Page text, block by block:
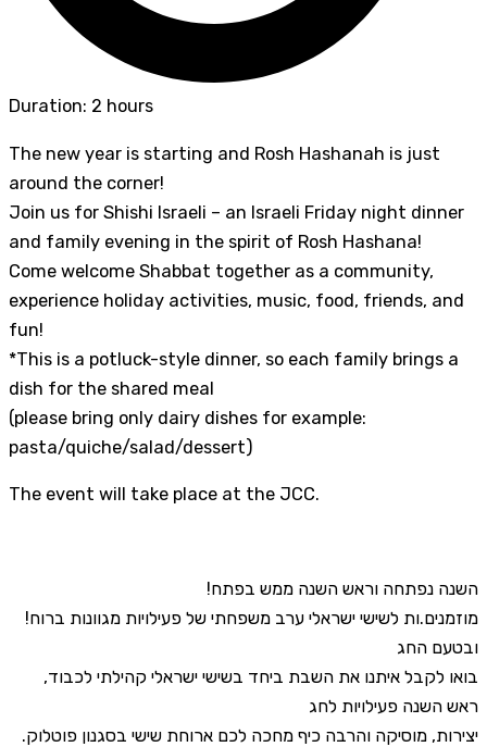
Duration: 2 hours
The new year is starting and Rosh Hashanah is just
around the corner!
Join us for Shishi Israeli – an Israeli Friday night dinner
and family evening in the spirit of Rosh Hashana!
Come welcome Shabbat together as a community,
experience holiday activities, music, food, friends, and
fun!
*This is a potluck-style dinner, so each family brings a
dish for the shared meal
(please bring only dairy dishes for example:
pasta/quiche/salad/dessert)
The event will take place at the JCC.
!השנה נפתחה וראש השנה ממש בפתח
!מוזמנים.ות לשישי ישראלי ערב משפחתי של פעילויות מגוונות ברוח
ובטעם החג
,בואו לקבל איתנו את השבת ביחד בשישי ישראלי קהילתי לכבוד
ראש השנה פעילויות לחג
.יצירות, מוסיקה והרבה כיף מחכה לכם ארוחת שישי בסגנון פוטלוק